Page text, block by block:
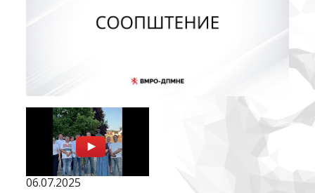
06.07.2025